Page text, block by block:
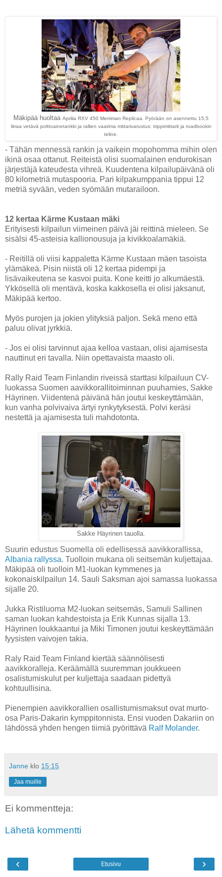
Mäkipää huoltaa Aprilia RXV 450 Merriman Replicaa. Pyörään on asennettu 15,5
litraa vetävä polttoainetankki ja rallien vaatima mittarivarustus: trippimittarit ja roadbookin
teline.
- Tähän mennessä rankin ja vaikein mopohomma mihin olen
ikinä osaa ottanut. Reiteistä olisi suomalainen endurokisan
järjestäjä kateudesta vihreä. Kuudentena kilpailupäivänä oli
80 kilometriä mutaspooria. Pari kilpakumppania tippui 12
metriä syvään, veden syömään mutarailoon.
12 kertaa Kärme Kustaan mäki
Erityisesti kilpailun viimeinen päivä jäi reittinä mieleen. Se
sisälsi 45-asteisia kallionousuja ja kivikkoalamäkiä.
- Reitillä oli viisi kappaletta Kärme Kustaan mäen tasoista
ylämäkeä. Pisin niistä oli 12 kertaa pidempi ja
lisävaikeutena se kasvoi puita. Kone keitti jo alkumäestä.
Ykkösellä oli mentävä, koska kakkosella ei olisi jaksanut,
Mäkipää kertoo.
Myös purojen ja jokien ylityksiä paljon. Sekä meno että
paluu olivat jyrkkiä.
- Jos ei olisi tarvinnut ajaa kelloa vastaan, olisi ajamisesta
nauttinut eri tavalla. Niin opettavaista maasto oli.
Rally Raid Team Finlandin riveissä starttasi kilpailuun CV-
luokassa Suomen aavikkorallitoiminnan puuhamies, Sakke
Häyrinen. Viidentenä päivänä hän joutui keskeyttämään,
kun vanha polvivaiva ärtyi rynkytyksestä. Polvi keräsi
nestettä ja ajamisesta tuli mahdotonta.
Sakke Häyrinen tauolla.
Suurin edustus Suomella oli edellisessä aavikkorallissa,
Albania rallyssa. Tuolloin mukana oli seitsemän kuljettajaa.
Mäkipää oli tuolloin M1-luokan kymmenes ja
kokonaiskilpailun 14. Sauli Saksman ajoi samassa luokassa
sijalle 20.
Jukka Ristiluoma M2-luokan seitsemäs, Samuli Sallinen
saman luokan kahdestoista ja Erik Kunnas sijalla 13.
Häyrinen loukkaantui ja Miki Timonen joutui keskeyttämään
fyysisten vaivojen takia.
Raly Raid Team Finland kiertää säännölisesti
aavikkoralleja. Keräämällä suuremman joukkueen
osalistumiskulut per kuljettaja saadaan pidettyä
kohtuullisina.
Pienempien aavikkorallien osallistumismaksut ovat murto-
osa Paris-Dakarin kymppitonnista. Ensi vuoden Dakariin on
lähdössä yhden hengen tiimiä pyörittävä Ralf Molander.
Janne klo 15:15
Jaa muille
Ei kommentteja:
Lähetä kommentti
‹ ›
Etusivu